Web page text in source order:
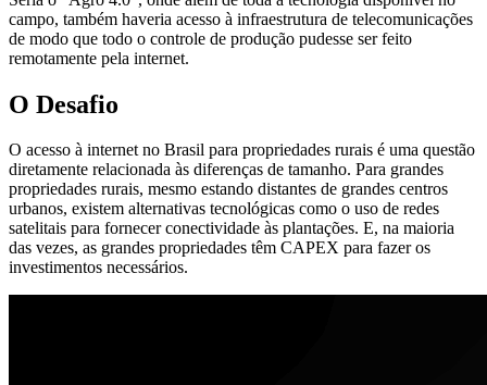
campo, também haveria acesso à infraestrutura de telecomunicações
de modo que todo o controle de produção pudesse ser feito
remotamente pela internet.
O Desafio
O acesso à internet no Brasil para propriedades rurais é uma questão
diretamente relacionada às diferenças de tamanho. Para grandes
propriedades rurais, mesmo estando distantes de grandes centros
urbanos, existem alternativas tecnológicas como o uso de redes
satelitais para fornecer conectividade às plantações. E, na maioria
das vezes, as grandes propriedades têm CAPEX para fazer os
investimentos necessários.